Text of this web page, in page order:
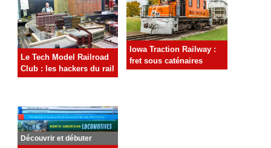
Le Tech Model Railroad
Club : les hackers du rail
Iowa Traction Railway :
fret sous caténaires
Découvrir et débuter